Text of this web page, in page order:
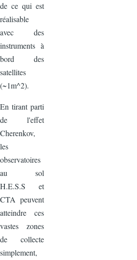
de ce qui est
réalisable
avec des
instruments à
bord des
satellites
(~1m^2).
En tirant parti
de l'effet
Cherenkov,
les
observatoires
au sol
H.E.S.S et
CTA peuvent
atteindre ces
vastes zones
de collecte
simplement,